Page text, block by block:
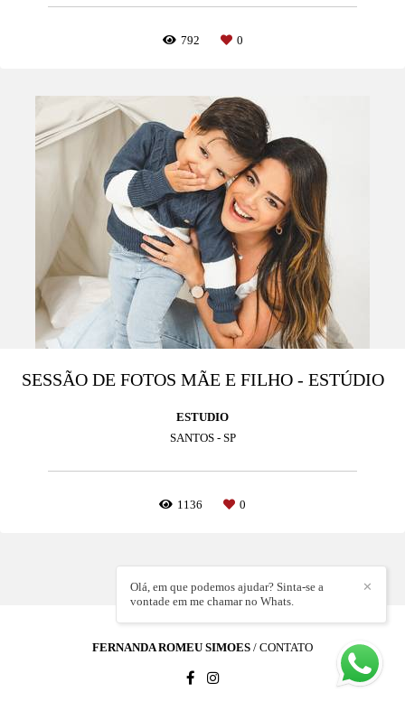
792 0
SESSÃO DE FOTOS MÃE E FILHO - ESTÚDIO
ESTUDIO
SANTOS - SP
1136 0
FERNANDA ROMEU SIMOES / CONTATO
✕
Olá, em que podemos ajudar? Sinta-se a
vontade em me chamar no Whats.